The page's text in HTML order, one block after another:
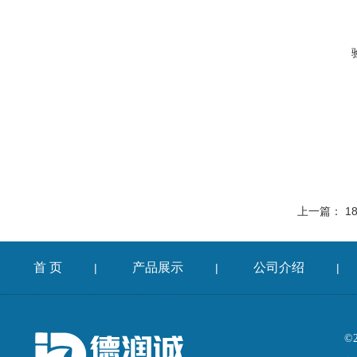
上一篇：
首 页 | 产品展示 | 公司介绍 |